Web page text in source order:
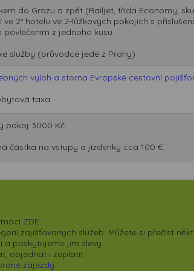
do Grazu a zpět (Railjet, třída Economy,
ve 2* hotelu ve 2-lůžkových pokojích s
z jednoho kusu.
služby (průvodce jede z Prahy)
výloh a storna Evropské cestovní
taxa
pokoj 3000 Kč
částka na vstupy a jízdenky cca 100 €.
ZDE
zajišťovaných služeb. Můžete si přečíst
a poskytujeme jim slevy
objednat i zaplatit
zájezdy